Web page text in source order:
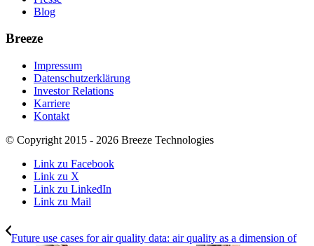
Blog
Breeze
Impressum
Datenschutzerklärung
Investor Relations
Karriere
Kontakt
© Copyright 2015 - 2026 Breeze Technologies
Link zu Facebook
Link zu X
Link zu LinkedIn
Link zu Mail
Future use cases for air quality data: air quality as a dimension of